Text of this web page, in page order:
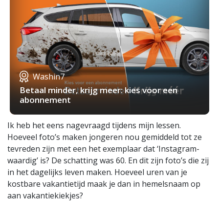
Washin7
Betaal minder, krijg meer: kies voor een
abonnement
Ik heb het eens nagevraagd tijdens mijn lessen.
Hoeveel foto’s maken jongeren nou gemiddeld tot ze
tevreden zijn met een het exemplaar dat ‘Instagram-
waardig’ is? De schatting was 60. En dit zijn foto’s die zij
in het dagelijks leven maken. Hoeveel uren van je
kostbare vakantietijd maak je dan in hemelsnaam op
aan vakantiekiekjes?